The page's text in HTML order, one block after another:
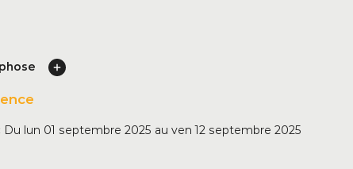
Du lun 01 septembre 2025 au ven 12 septembre 2025